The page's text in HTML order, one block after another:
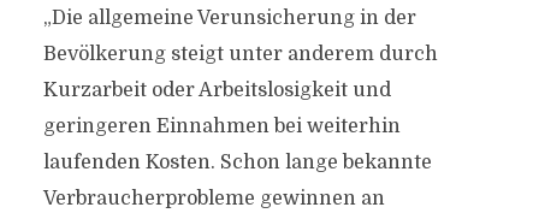
„Die allgemeine Verunsicherung in der
Bevölkerung steigt unter anderem durch
Kurzarbeit oder Arbeitslosigkeit und
geringeren Einnahmen bei weiterhin
laufenden Kosten. Schon lange bekannte
Verbraucherprobleme gewinnen an